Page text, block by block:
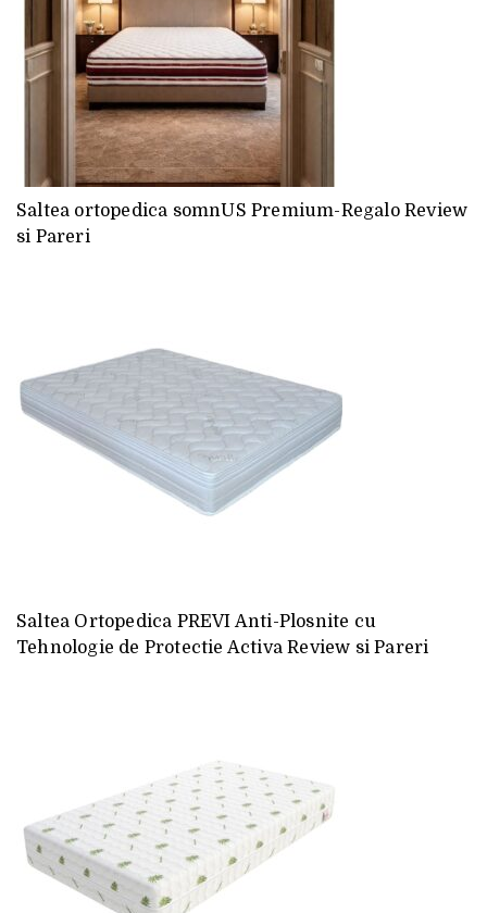
Saltea ortopedica somnUS Premium-Regalo Review
si Pareri
Saltea Ortopedica PREVI Anti-Plosnite cu
Tehnologie de Protectie Activa Review si Pareri